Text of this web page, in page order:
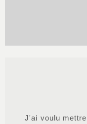
J'ai voulu